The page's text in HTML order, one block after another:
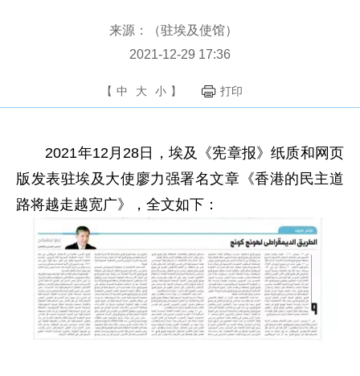
来源：（驻埃及使馆）
2021-12-29 17:36
【 中 大 小 】 打印
2021年12月28日，埃及《宪章报》纸质和网页
版发表驻埃及大使廖力强署名文章《香港的民主道
路将越走越宽广》，全文如下：